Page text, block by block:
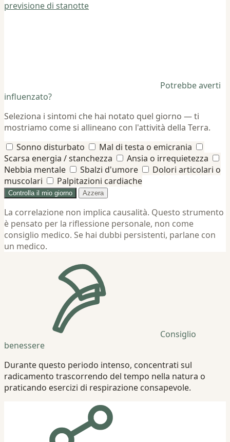
previsione di stanotte
Potrebbe averti
influenzato?
Seleziona i sintomi che hai notato quel giorno — ti
mostriamo come si allineano con l'attività della Terra.
Sonno disturbato
Mal di testa o emicrania
Scarsa energia / stanchezza
Ansia o irrequietezza
Nebbia mentale
Sbalzi d'umore
Dolori articolari o
muscolari
Palpitazioni cardiache
Controlla il mio giorno Azzera
La correlazione non implica causalità. Questo strumento
è pensato per la riflessione personale, non come
consiglio medico. Se hai dubbi persistenti, parlane con
un medico.
Consiglio
benessere
Durante questo periodo intenso, concentrati sul
radicamento trascorrendo del tempo nella natura o
praticando esercizi di respirazione consapevole.